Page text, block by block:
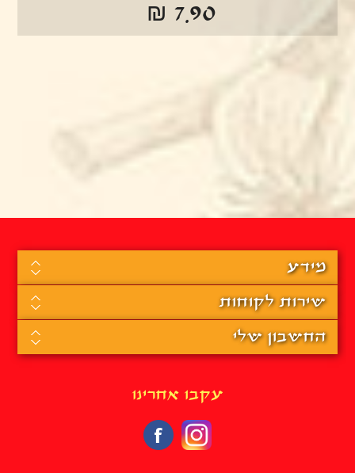
₪ 7.90
מידע
שירות לקוחות
החשבון שלי
עקבו אחרינו